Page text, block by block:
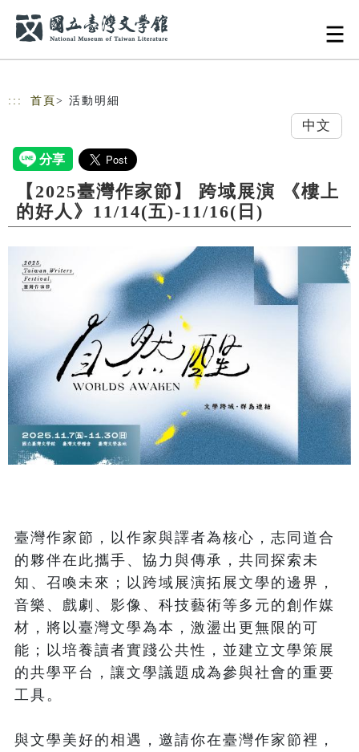
::: 首頁 > 活動明細
中文
【2025臺灣作家節】 跨域展演 《樓上
的好人》11/14(五)-11/16(日)
臺灣作家節，以作家與譯者為核心，志同道合
的夥伴在此攜手、協力與傳承，共同探索未
知、召喚未來；以跨域展演拓展文學的邊界，
音樂、戲劇、影像、科技藝術等多元的創作媒
材，將以臺灣文學為本，激盪出更無限的可
能；以培養讀者實踐公共性，並建立文學策展
的共學平台，讓文學議題成為參與社會的重要
工具。
與文學美好的相遇，邀請你在臺灣作家節裡，